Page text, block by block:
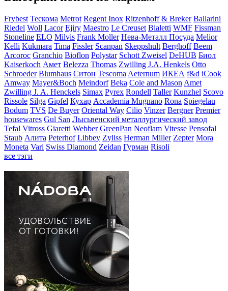
Frybest Тескома Metrot Regent Inox Ritzenhoff & Breker Ballarini
Riedel Woll Lacor Ejiry Maestro Le Creuset Bialetti WMF Fissman
Stoneline ELO Milvis Frank Moller Нева-Металл Посуда Melior
Kelli Kukmara Tima Fissler Scanpan Skeppshult Berghoff Beem
Arcoroc Granchio Bioflon Polystar Schott Zweisel DeHUB Биол
Kaiserkoch Амет Belezza Thomas Zwilling J.A. Henkels Otto
Schroeder Blumhaus Ситон Tescoma Aeternum ИКЕА f&d iCook
Amway Mayer&Boch Meindorf Beka Cole and Mason Amet
Zwilling J. A. Henckels Simax Pyrex Rondell Taller Kunzhel Scovo
Rissole Silga Gipfel Кухар Accademia Mugnano Rona Spiegelau
Bodum TVS De Buyer Oriental Way Cilio Vinzer Bergner Premier
housewares Gul San Лысьвенский металлургический завод
Tefal Vitross Giaretti Webber GreenPan Neoflam Vitesse Pensofal
Staub Алита Peterhof Libbey Zyliss Herman Miller Zepter Mora
Moneta Vari Swiss Diamond Zeidan Гурман Risoli
все тэги